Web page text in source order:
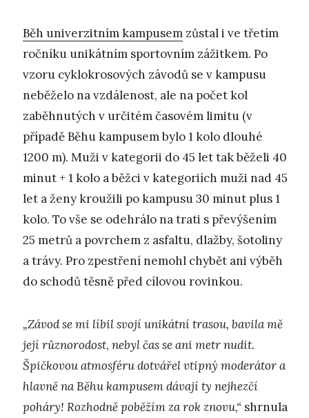
Běh univerzitním kampusem zůstal i ve třetím
ročníku unikátním sportovním zážitkem. Po
vzoru cyklokrosových závodů se v kampusu
neběželo na vzdálenost, ale na počet kol
zaběhnutých v určitém časovém limitu (v
případě Běhu kampusem bylo 1 kolo dlouhé
1200 m). Muži v kategorii do 45 let tak běželi 40
minut + 1 kolo a běžci v kategoriích muži nad 45
let a ženy kroužili po kampusu 30 minut plus 1
kolo. To vše se odehrálo na trati s převýšením
25 metrů a povrchem z asfaltu, dlažby, šotoliny
a trávy. Pro zpestření nemohl chybět ani výběh
do schodů těsně před cílovou rovinkou.
„Závod se mi líbil svojí unikátní trasou, bavila mě
její různorodost, nebyl čas se ani metr nudit.
Špičkovou atmosféru dotvářel vtipný moderátor a
hlavně na Běhu kampusem dávají ty nejhezčí
poháry! Rozhodně poběžím za rok znovu,“ shrnula